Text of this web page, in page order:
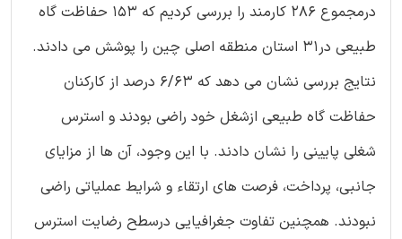
درمجموع 286 کارمند را بررسی کردیم که 153 حفاظت گاه
طبیعی در31 استان منطقه اصلی چین را پوشش می دادند.
نتایج بررسی نشان می دهد که 6/63 درصد از کارکنان
حفاظت گاه طبیعی ازشغل خود راضی بودند و استرس
شغلی پایینی را نشان دادند. با این وجود، آن ها از مزایای
جانبی، پرداخت، فرصت های ارتقاء و شرایط عملیاتی راضی
نبودند. همچنین تفاوت جغرافیایی درسطح رضایت استرس